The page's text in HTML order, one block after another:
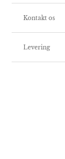
Kontakt os
Levering